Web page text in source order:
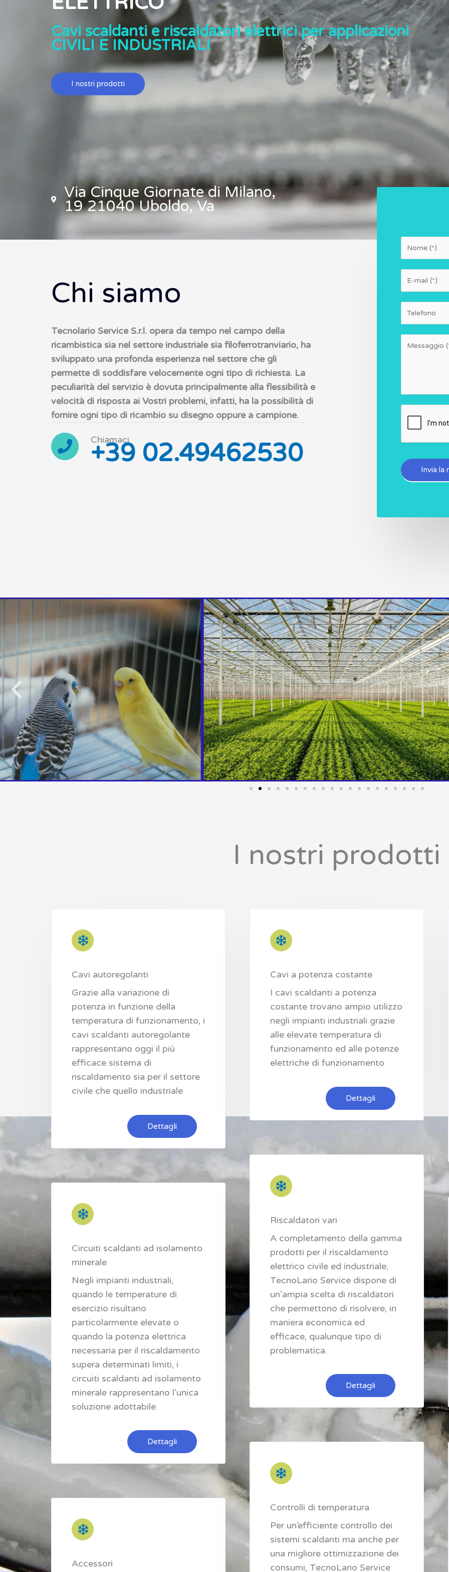
Cavi scaldanti e riscaldatori elettrici per applicazioni
CIVILI E INDUSTRIALI
I nostri prodotti
Via Cinque Giornate di Milano,
19 21040 Uboldo, Va
Chi siamo
Tecnolario Service S.r.l. opera da tempo nel campo della
ricambistica sia nel settore industriale sia filoferrotranviario, ha
sviluppato una profonda esperienza nel settore che gli
permette di soddisfare velocemente ogni tipo di richiesta. La
peculiarità del servizio è dovuta principalmente alla flessibilità e
velocità di risposta ai Vostri problemi, infatti, ha la possibilità di
fornire ogni tipo di ricambio su disegno oppure a campione.
Chiamaci
+39 02.49462530
m
m
a
l
N
u
mM
a
i
*
Invia la
Precedente
I nostri prodotti
Cavi autoregolanti
Grazie alla variazione di
potenza in funzione della
temperatura di funzionamento, i
cavi scaldanti autoregolante
rappresentano oggi il più
efficace sistema di
riscaldamento sia per il settore
civile che quello industriale
Dettagli
Circuiti scaldanti ad isolamento
minerale
Negli impianti industriali,
quando le temperature di
esercizio risultano
particolarmente elevate o
quando la potenza elettrica
necessaria per il riscaldamento
supera determinati limiti, i
circuiti scaldanti ad isolamento
minerale rappresentano l’unica
soluzione adottabile.
Dettagli
Accessori
Cavi a potenza costante
I cavi scaldanti a potenza
costante trovano ampio utilizzo
negli impianti industriali grazie
alle elevate temperatura di
funzionamento ed alle potenze
elettriche di funzionamento
Dettagli
Riscaldatori vari
A completamento della gamma
prodotti per il riscaldamento
elettrico civile ed industriale,
TecnoLario Service dispone di
un’ampia scelta di riscaldatori
che permettono di risolvere, in
maniera economica ed
efficace, qualunque tipo di
problematica.
Dettagli
Controlli di temperatura
Per un’efficiente controllo dei
sistemi scaldanti ma anche per
una migliore ottimizzazione dei
consumi, TecnoLario Service